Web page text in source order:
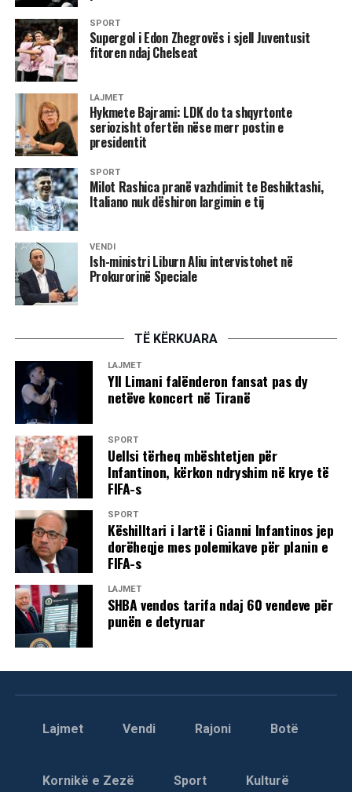
SPORT
Supergol i Edon Zhegrovës i sjell Juventusit
fitoren ndaj Chelseat
LAJMET
Hykmete Bajrami: LDK do ta shqyrtonte
seriozisht ofertën nëse merr postin e
presidentit
SPORT
Milot Rashica pranë vazhdimit te Beshiktashi,
Italiano nuk dëshiron largimin e tij
VENDI
Ish-ministri Liburn Aliu intervistohet në
Prokurorinë Speciale
TË KËRKUARA
LAJMET
Yll Limani falënderon fansat pas dy
netëve koncert në Tiranë
SPORT
Uellsi tërheq mbështetjen për
Infantinon, kërkon ndryshim në krye të
FIFA-s
SPORT
Këshilltari i lartë i Gianni Infantinos jep
dorëheqje mes polemikave për planin e
FIFA-s
LAJMET
SHBA vendos tarifa ndaj 60 vendeve për
punën e detyruar
Lajmet Vendi Rajoni Botë
Kornikë e Zezë Sport Kulturë